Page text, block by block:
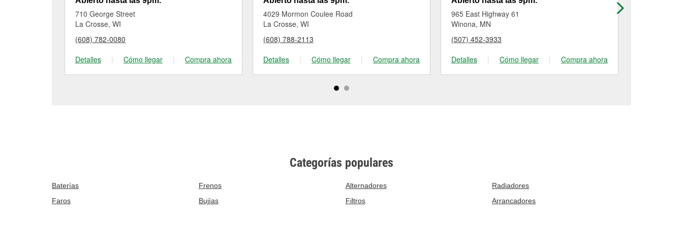
710 George Street
La Crosse, WI
(608) 782-0080
Detalles
| Cómo llegar | Compra ahora
4029 Mormon Coulee Road
La Crosse, WI
(608) 788-2113
Detalles
| Cómo llegar | Compra ahora
965 East Highway 61
Winona, MN
(507) 452-3933
Detalles
| Cómo llegar | Compra ahora
Categorías populares
Baterías Frenos Alternadores
Radiadores
Faros
Bujías Filtros Arrancadores